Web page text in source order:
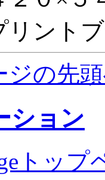
ント
ジの先
ション
トップ